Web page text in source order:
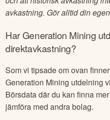
avkastning. Gör alltid din
HarGeneration Mining
direktavkastning?
Som vi tipsade om ovan
Generation Mining utdelning
Börsdata där du kan finna
jämföra med andra bolag.